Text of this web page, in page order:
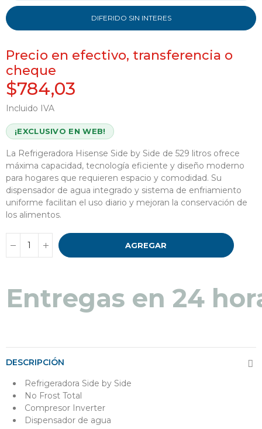
DIFERIDO SIN INTERES
Precio en efectivo, transferencia o
cheque
$784,03
Incluido IVA
¡EXCLUSIVO EN WEB!
La Refrigeradora Hisense Side by Side de 529 litros ofrece
máxima capacidad, tecnología eficiente y diseño moderno
para hogares que requieren espacio y comodidad. Su
dispensador de agua integrado y sistema de enfriamiento
uniforme facilitan el uso diario y mejoran la conservación de
los alimentos.
AGREGAR
Entregas en 24
DESCRIPCIÓN
Refrigeradora Side by Side
No Frost Total
Compresor Inverter
Dispensador de agua